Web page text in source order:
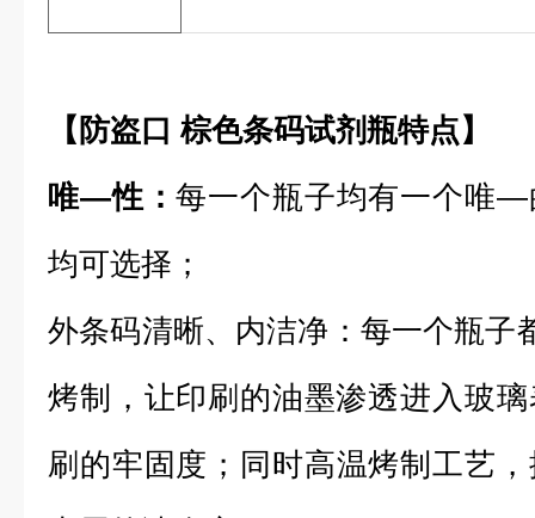
【 防盗口 棕色条码试剂瓶特点】
唯—性：每一个瓶子均有一个唯
均可选择；
外条码清晰、内洁净： 每一个瓶子
烤制，让印刷的油墨渗透进入玻
刷的牢固度；同时高温烤制工艺